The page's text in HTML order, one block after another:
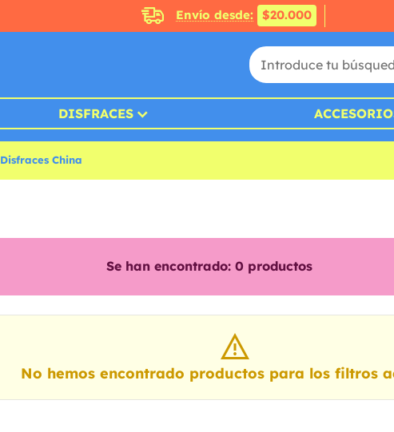
Envío desde: $20.000
DISFRACES
Disfraces China
Se han encontrado: 0 productos
No hemos encontrado productos para los filtros